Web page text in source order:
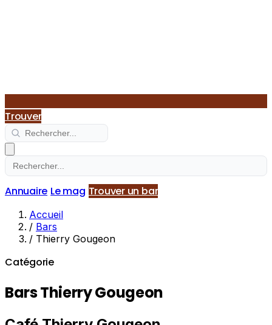
Trouver
Annuaire Le mag Trouver un bar
Accueil
/ Bars
/ Thierry Gougeon
Catégorie
Bars Thierry Gougeon